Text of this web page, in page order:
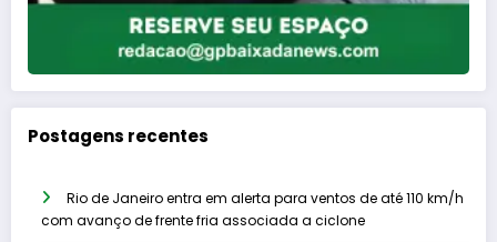
Postagens recentes
Rio de Janeiro entra em alerta para ventos de até 110 km/h
com avanço de frente fria associada a ciclone